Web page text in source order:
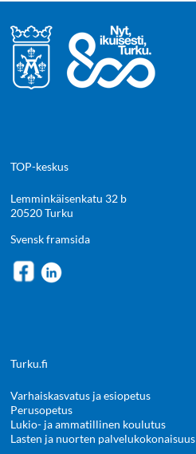
TOP-keskus
Lemminkäisenkatu 32 b
20520 Turku
Svensk framsida
Turku.fi
Varhaiskasvatus ja esiopetus
Perusopetus
Lukio- ja ammatillinen koulutus
Lasten ja nuorten palvelukokonaisuus